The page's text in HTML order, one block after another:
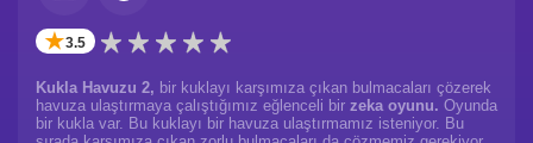
✭3.5
Kukla Havuzu 2, bir kuklayı karşımıza çıkan bulmacaları çözerek
havuza ulaştırmaya çalıştığımız eğlenceli bir zeka oyunu. Oyunda
bir kukla var. Bu kuklayı bir havuza ulaştırmamız isteniyor. Bu